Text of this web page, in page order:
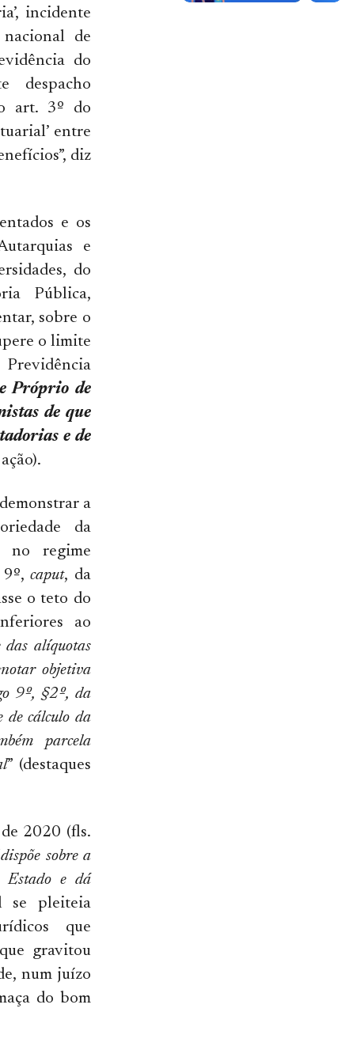
incidente
de
do
despacho
art. 3º do
entre
diz
e os
e
do
Pública,
sobre o
o limite
Próprio de
de que
e de
a
da
no regime
9º,caput, da
o teto do
ao
das alíquotas
objetiva
9º, §2º, da
cálculo da
parcela
” (destaques
2020 (fls.
dispõe sobre a
Estado e dá
se pleiteia
que
gravitou
num juízo
do bom